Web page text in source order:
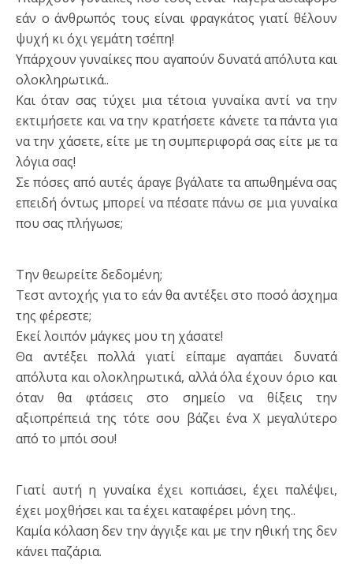
εάν ο άνθρωπός τους είναι φραγκάτος γιατί θέλουν
ψυχή κι όχι γεμάτη τσέπη!
Υπάρχουν γυναίκες που αγαπούν δυνατά απόλυτα και
ολοκληρωτικά..
Και όταν σας τύχει μια τέτοια γυναίκα αντί να την
εκτιμήσετε και να την κρατήσετε κάνετε τα πάντα για
να την χάσετε, είτε με τη συμπεριφορά σας είτε με τα
λόγια σας!
Σε πόσες από αυτές άραγε βγάλατε τα απωθημένα σας
επειδή όντως μπορεί να πέσατε πάνω σε μια γυναίκα
που σας πλήγωσε;
Την θεωρείτε δεδομένη;
Τεστ αντοχής για το εάν θα αντέξει στο ποσό άσχημα
της φέρεστε;
Εκεί λοιπόν μάγκες μου τη χάσατε!
Θα αντέξει πολλά γιατί είπαμε αγαπάει δυνατά
απόλυτα και ολοκληρωτικά, αλλά όλα έχουν όριο και
όταν θα φτάσεις στο σημείο να θίξεις την
αξιοπρέπειά της τότε σου βάζει ένα Χ μεγαλύτερο
από το μπόι σου!
Γιατί αυτή η γυναίκα έχει κοπιάσει, έχει παλέψει,
έχει μοχθήσει και τα έχει καταφέρει μόνη της..
Καμία κόλαση δεν την άγγιξε και με την ηθική της δεν
κάνει παζάρια.